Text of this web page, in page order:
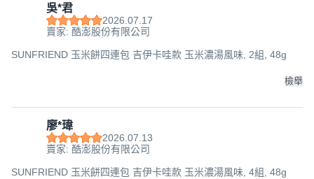
吳*君
2026.07.17
賣家: 酷澎股份有限公司
SUNFRIEND 玉米餅四連包 吉伊卡哇款 玉米濃湯風味, 2組, 48g
檢舉
廖*瑋
2026.07.13
賣家: 酷澎股份有限公司
SUNFRIEND 玉米餅四連包 吉伊卡哇款 玉米濃湯風味, 4組, 48g